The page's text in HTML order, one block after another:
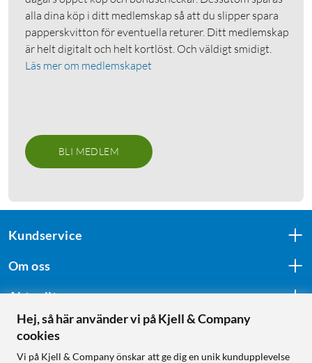
alla dina köp i ditt medlemskap så att du slipper spara
papperskvitton för eventuella returer. Ditt medlemskap
är helt digitalt och helt kortlöst. Och väldigt smidigt.
Läs mer om medlemskapet
BLI MEDLEM
Kundservice
Om oss
Aktuellt
Följ oss
Hej, så här använder vi på Kjell & Company
cookies
Vi på Kjell & Company önskar att ge dig en unik kundupplevelse